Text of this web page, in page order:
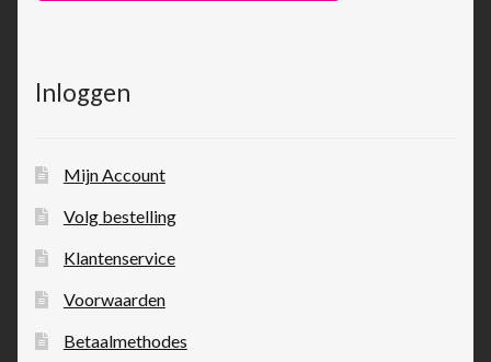
Inloggen
Mijn Account
Volg bestelling
Klantenservice
Voorwaarden
Betaalmethodes